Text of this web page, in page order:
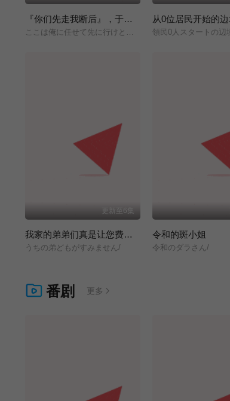
『你们先走我断后』，于是10年后我成为了传说
領民0人スタートの辺
更新至6集
我家的弟弟们真是让您费心了
うちの弟どもがすみません/
令和的斑小姐
令和のダラさん/
番剧 更多